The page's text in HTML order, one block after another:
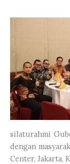
silaturahmi
dengan
Center, Jakarta,